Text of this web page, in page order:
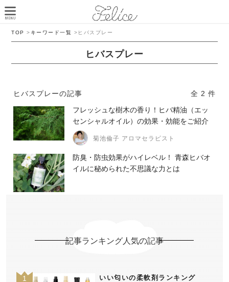
TOP > キーワード一覧 > ヒバスプレー
ヒバスプレー
ヒバスプレーの記事
全 2 件
フレッシュな樹木の香り！ヒバ精油（エッ
センシャルオイル）の効果・効能をご紹介
菊池倫子 アロマセラピスト
防臭・防虫効果がハイレベル！ 青森ヒバオ
イルに秘められた不思議な力とは
記事ランキング人気の記事
いい匂いの柔軟剤ランキング